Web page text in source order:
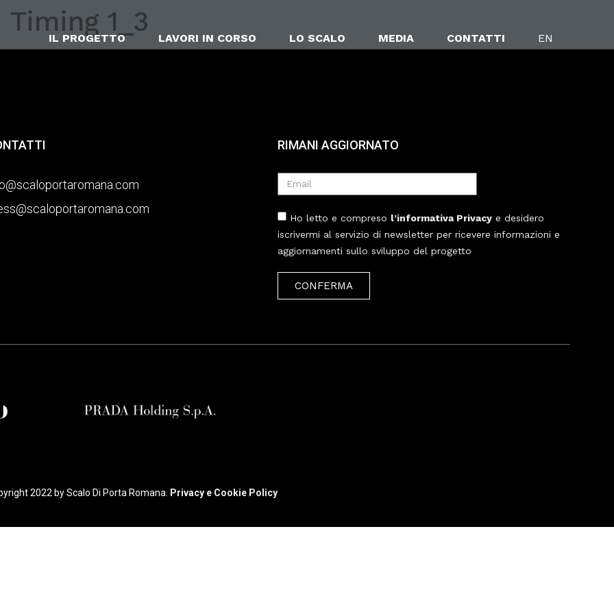
IL PROGETTO LAVORI IN CORSO LO SCALO MEDIA CONTATTI EN
Timing 1_3
RIMANI AGGIORNATO
Ho letto e compreso l’informativa Privacy e desidero
iscrivermi al servizio di newsletter per ricevere informazioni e
aggiornamenti sullo sviluppo del progetto
CONFERMA
2022 by Scalo Di Porta Romana. Privacy e Cookie Policy